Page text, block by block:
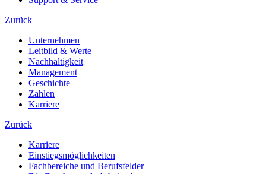
Zurück
Unternehmen
Leitbild & Werte
Nachhaltigkeit
Management
Geschichte
Zahlen
Karriere
Zurück
Karriere
Einstiegsmöglichkeiten
Fachbereiche und Berufsfelder